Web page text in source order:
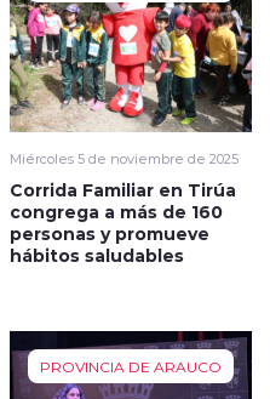
Miércoles 5 de noviembre de 2025
Corrida Familiar en Tirúa
congrega a más de 160
personas y promueve
hábitos saludables
PROVINCIA DE ARAUCO